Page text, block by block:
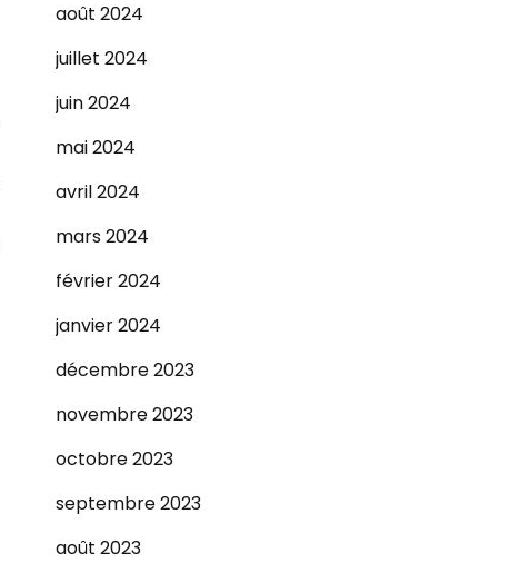
août 2024
juillet 2024
juin 2024
mai 2024
avril 2024
mars 2024
février 2024
janvier 2024
décembre 2023
novembre 2023
octobre 2023
septembre 2023
août 2023